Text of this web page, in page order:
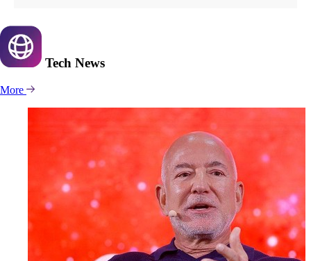
Tech News
More